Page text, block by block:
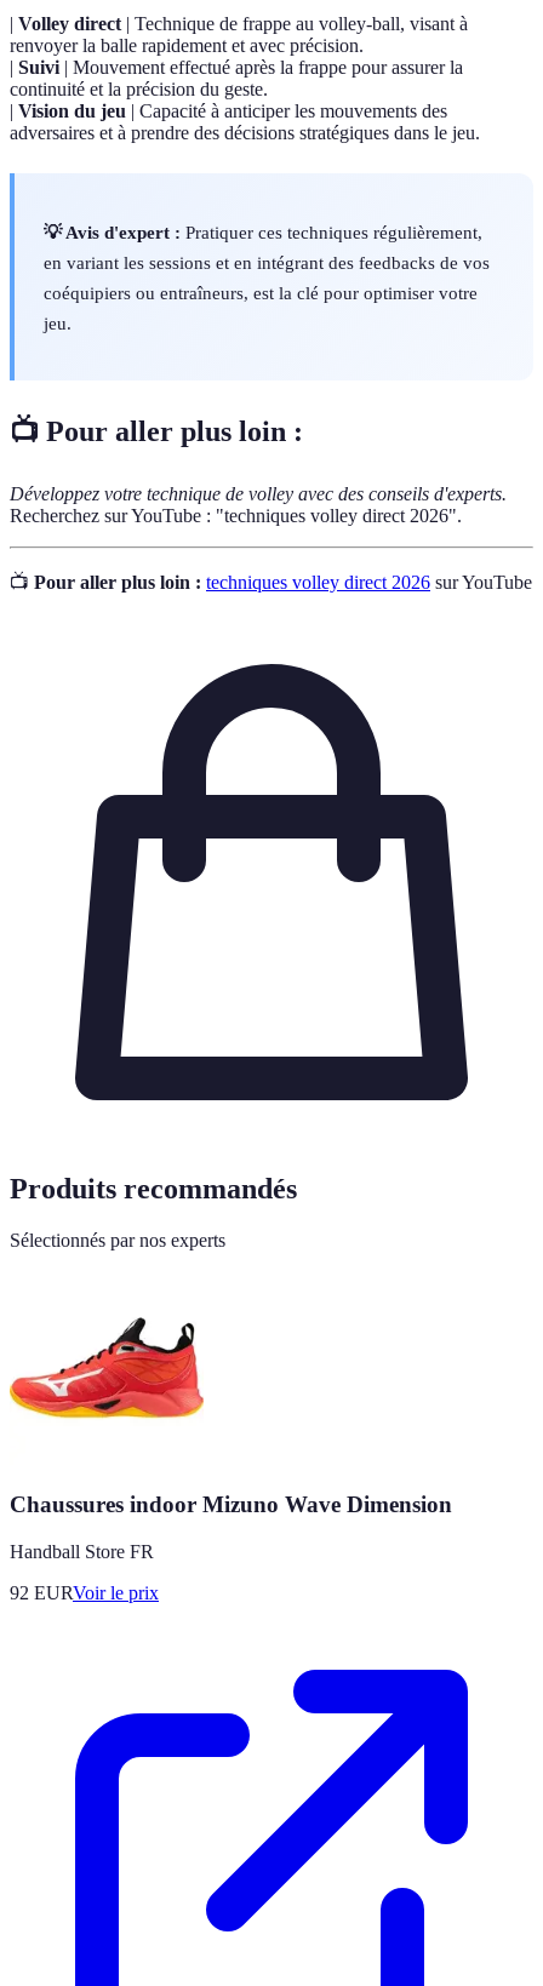
| Volley direct| Technique de frappe au volley-ball, visant à
renvoyer la balle rapidement et avec précision.
| Suivi| Mouvement effectué après la frappe pour assurer la
continuité et la précision du geste.
| Vision du jeu | Capacité à anticiper les mouvements des
adversaires et à prendre des décisions stratégiques dans le jeu.
💡 Avis d'expert : Pratiquer ces techniques régulièrement,
en variant les sessions et en intégrant des feedbacks de vos
coéquipiers ou entraîneurs, est la clé pour optimiser votre
jeu.
📺 Pour aller plus loin :
Développez votre technique de volley avec des conseils d'experts.
Recherchez sur YouTube : "techniques volley direct 2026".
📺 Pour aller plus loin : techniques volley direct 2026 sur YouTube
Produits recommandés
Sélectionnés par nos experts
Chaussures indoor Mizuno Wave Dimension
Handball Store FR
92 EURVoir le prix